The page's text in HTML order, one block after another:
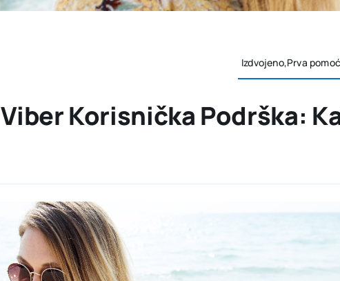
Izdvojeno,Prva pomoć
Viber Korisnička Podrška: